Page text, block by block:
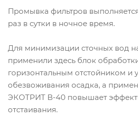
Промывка фильтров
раз в сутки в ночное время.
Для минимизации сточных вод
применили здесь блок
горизонтальным отстойником и
обезвоживания осадка, а
ЭКОТРИТ В-40 повышает
отстаивания.